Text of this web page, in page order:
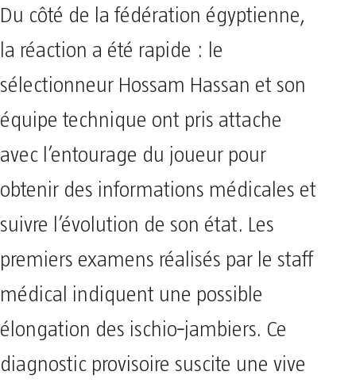
Du côté de la fédération égyptienne,
la réaction a été rapide : le
sélectionneur Hossam Hassan et son
équipe technique ont pris attache
avec l’entourage du joueur pour
obtenir des informations médicales et
suivre l’évolution de son état. Les
premiers examens réalisés par le staff
médical indiquent une possible
élongation des ischio‑jambiers. Ce
diagnostic provisoire suscite une vive